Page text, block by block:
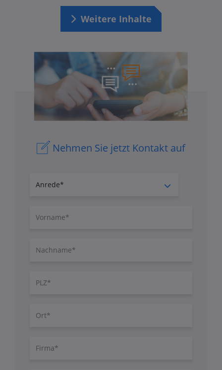
Weitere Inhalte
Nehmen Sie jetzt Kontakt auf
Anrede
Vorname
Nachname
PLZ
Ort
Firma